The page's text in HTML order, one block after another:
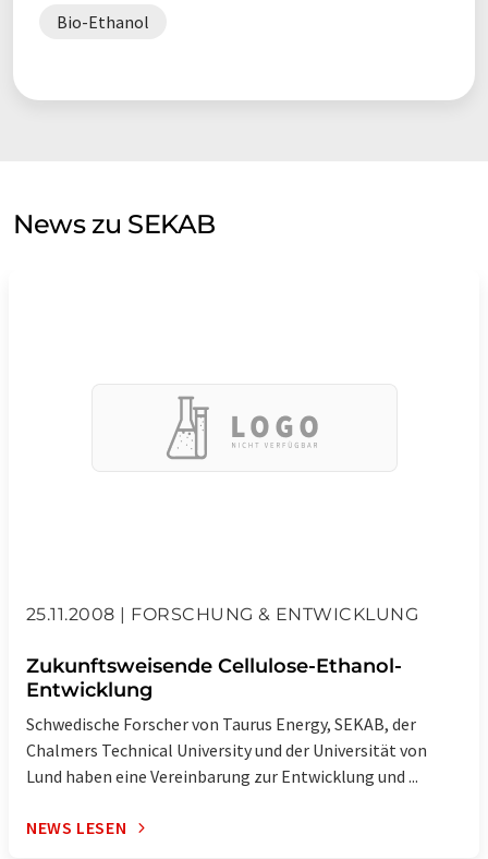
Bio-Ethanol
News zu SEKAB
25.11.2008 | FORSCHUNG & ENTWICKLUNG
Zukunftsweisende Cellulose-Ethanol-
Entwicklung
Schwedische Forscher von Taurus Energy, SEKAB, der
Chalmers Technical University und der Universität von
Lund haben eine Vereinbarung zur Entwicklung und ...
NEWS LESEN